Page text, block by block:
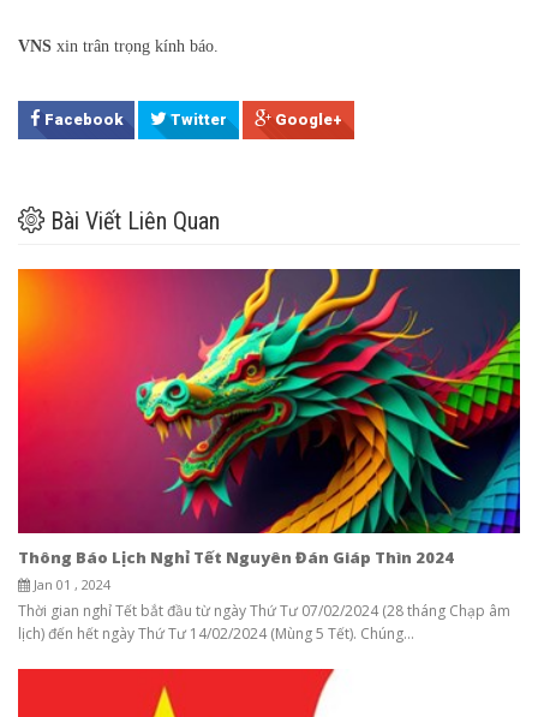
VNS xin trân trọng kính báo.
Facebook Twitter Google+
Bài Viết Liên Quan
Thông Báo Lịch Nghỉ Tết Nguyên Đán Giáp Thìn 2024
Jan 01 , 2024
Thời gian nghỉ Tết bắt đầu từ ngày Thứ Tư 07/02/2024 (28 tháng Chạp âm
lịch) đến hết ngày Thứ Tư 14/02/2024 (Mùng 5 Tết). Chúng...